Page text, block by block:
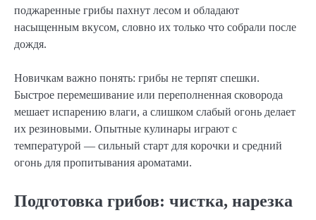
поджаренные грибы пахнут лесом и обладают
насыщенным вкусом, словно их только что собрали после
дождя.
Новичкам важно понять: грибы не терпят спешки.
Быстрое перемешивание или переполненная сковорода
мешает испарению влаги, а слишком слабый огонь делает
их резиновыми. Опытные кулинары играют с
температурой — сильный старт для корочки и средний
огонь для пропитывания ароматами.
Подготовка грибов: чистка, нарезка